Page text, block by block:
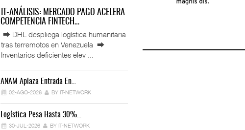
IT-ANÁLISIS: MERCADO PAGO ACELERA
COMPETENCIA FINTECH…
⮕ DHL despliega logística humanitaria
tras terremotos en Venezuela ⮕
Inventarios deficientes elev ...
ANAM Aplaza Entrada En…
02-AGO-2026 BY IT-NETWORK
Logística Pesa Hasta 30%…
30-JUL-2026 BY IT-NETWORK